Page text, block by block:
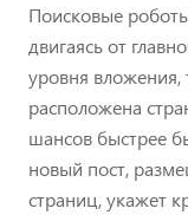
Поисковые
двигаясь от
уровня вложения,
расположена
шансов быстрее
новый пост,
страниц, укажет